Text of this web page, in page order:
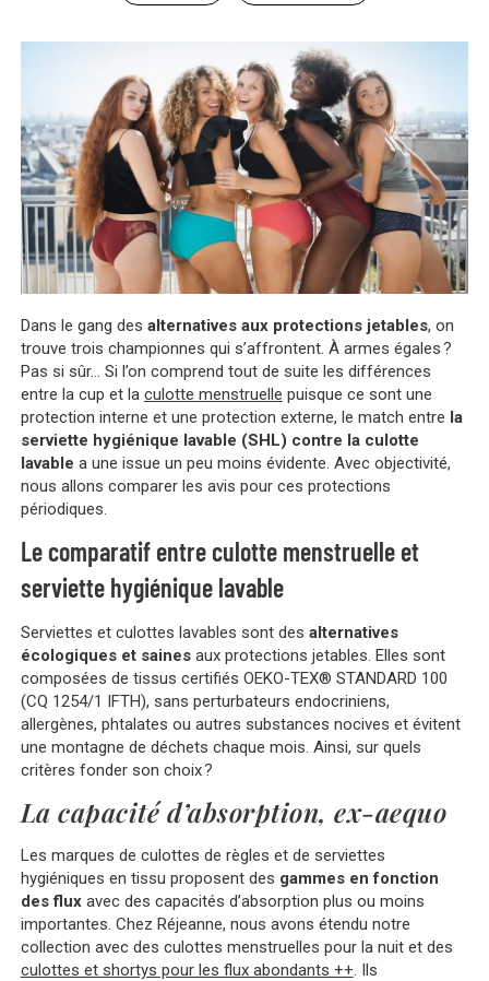
Dans le gang des alternatives aux protections jetables, on
trouve trois championnes qui s’affrontent. À armes égales ?
Pas si sûr… Si l’on comprend tout de suite les différences
entre la cup et la culotte menstruelle puisque ce sont une
protection interne et une protection externe, le match entre la
serviette hygiénique lavable (SHL) contre la culotte
lavable a une issue un peu moins évidente. Avec objectivité,
nous allons comparer les avis pour ces protections
périodiques.
Le comparatif entre culotte menstruelle et
serviette hygiénique lavable
Serviettes et culottes lavables sont des alternatives
écologiques et sainesaux protections jetables. Elles sont
composées de tissus certifiés OEKO-TEX® STANDARD 100
(CQ 1254/1 IFTH), sans perturbateurs endocriniens,
allergènes, phtalates ou autres substances nocives et évitent
une montagne de déchets chaque mois. Ainsi, sur quels
critères fonder son choix ?
La capacité d’absorption, ex-aequo
Les marques de culottes de règles et de serviettes
hygiéniques en tissu proposent des gammes en fonction
des fluxavec des capacités d’absorption plus ou moins
importantes. Chez Réjeanne, nous avons étendu notre
collection avec des culottes menstruelles pour la nuit et des
culottes et shortys pour les flux abondants ++ . Ils